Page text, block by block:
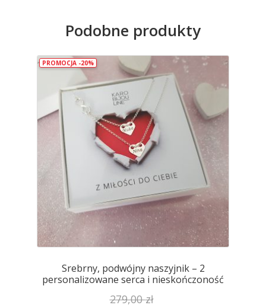
Podobne produkty
PROMOCJA -20%
Srebrny, podwójny naszyjnik – 2
personalizowane serca i nieskończoność
279,00zł